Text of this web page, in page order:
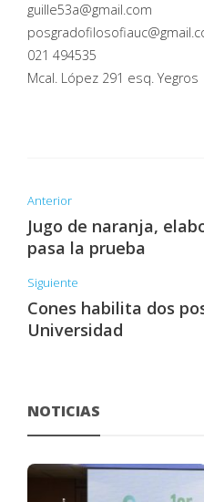
guille53a@gmail.com
021 494535
Mcal. López 291 esq.
Anterior
Jugo de naranja,
pasa la prueba
Siguiente
Cones habilita dos
Universidad
NOTICIAS